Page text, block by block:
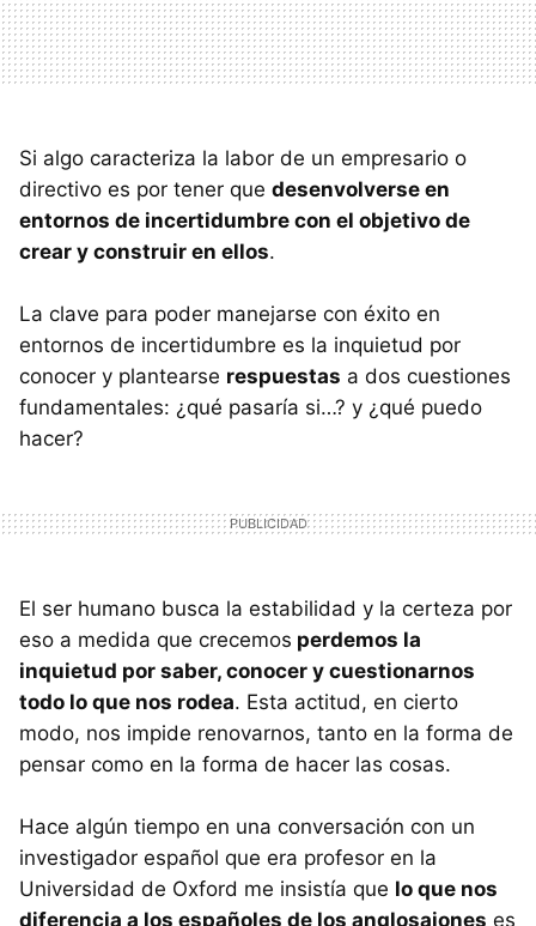
Si algo caracteriza la labor de un empresario o
directivo es por tener que desenvolverse en
entornos de incertidumbre con el objetivo de
crear y construir en ellos.
La clave para poder manejarse con éxito en
entornos de incertidumbre es la inquietud por
conocer y plantearse respuestas a dos cuestiones
fundamentales: ¿qué pasaría si…? y ¿qué puedo
hacer?
El ser humano busca la estabilidad y la certeza por
eso a medida que crecemos perdemos la
inquietud por saber, conocer y cuestionarnos
todo lo que nos rodea. Esta actitud, en cierto
modo, nos impide renovarnos, tanto en la forma de
pensar como en la forma de hacer las cosas.
Hace algún tiempo en una conversación con un
investigador español que era profesor en la
Universidad de Oxford me insistía que lo que nos
diferencia a los españoles de los anglosajones es